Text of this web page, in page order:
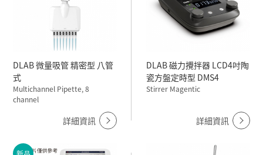
DLAB 微量吸管 精密型 八管
式
Multichannel Pipette, 8
channel
詳細資訊
DLAB 磁力攪拌器 LCD4吋陶
瓷方盤定時型 DMS4
Stirrer Magentic
詳細資訊